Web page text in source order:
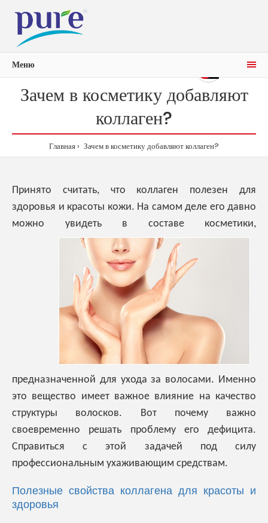
Меню
Зачем в косметику добавляют
коллаген?
Главная Зачем в косметику добавляют коллаген?
Принято считать, что коллаген полезен для
здоровья и красоты кожи. На самом деле его давно
можно увидетьв составе косметики,
предназначенной для ухода за волосами. Именно
это вещество имеет важное влияние на качество
структуры волосков. Вот почему важно
своевременно решать проблему его дефицита.
Справиться с этой задачей под силу
профессиональным ухаживающим средствам.
Полезные свойства коллагена для красоты и
здоровья